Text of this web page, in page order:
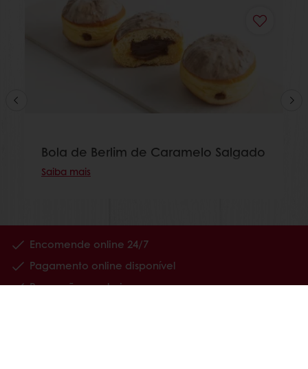
Bola de Berlim de Caramelo Salgado
Saiba mais
Encomende online 24/7
Pagamento online disponível
Promoções exclusivas